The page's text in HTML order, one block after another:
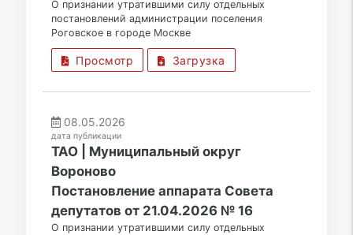
О признании утратившими силу отдельных
постановлений администрации поселения
Роговское в городе Москве
Просмотр Загрузка
08.05.2026
дата публикации
ТАО | Муниципальный округ
Вороново
Постановление аппарата Совета
депутатов от 21.04.2026 № 16
О признании утратившими силу отдельных